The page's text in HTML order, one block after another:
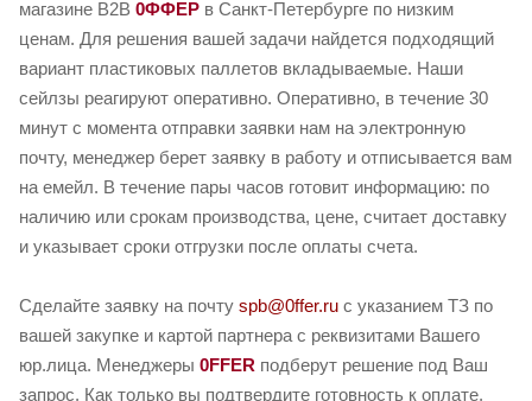
магазине B2B 0ФФЕР в Санкт-Петербурге по низким
ценам. Для решения вашей задачи найдется подходящий
вариант пластиковых паллетов вкладываемые. Наши
сейлзы реагируют оперативно. Оперативно, в течение 30
минут с момента отправки заявки нам на электронную
почту, менеджер берет заявку в работу и отписывается вам
на емейл. В течение пары часов готовит информацию: по
наличию или срокам производства, цене, считает доставку
и указывает сроки отгрузки после оплаты счета.
Сделайте заявку на почту spb@0ffer.ru с указанием ТЗ по
вашей закупке и картой партнера с реквизитами Вашего
юр.лица. Менеджеры 0FFER подберут решение под Ваш
запрос. Как только вы подтвердите готовность к оплате,